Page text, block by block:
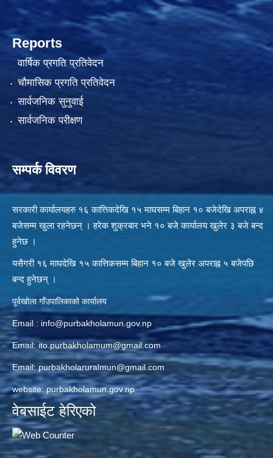
Reports
वार्षिक प्रगति प्रतिवेदन
चौमासिक प्रगति प्रतिवेदन
सार्वजनिक सुनुवाई
सार्वजनिक परीक्षण
सम्पर्क विवरण
सरकारी कार्यालयहरु १६ कात्तिकदेखि १५ माघसम्म बिहान १० बजेदेखि अपराह्न ४
बजेसम्म खुला रहनेछन् । हरेक शुक्रबार भने १० बजे कार्यालय खुलेर ३ बजे बन्द
हुनेछ ।
यसैगरी १६ माघदेखि १५ कात्तिकसम्म बिहान १० बजे खुलेर अपराह्न ५ बजेपछि
बन्द हुनेछन् ।
पूर्वखोला गाँउपालिकाको कार्यालय
Email : info@purbakholamun.gov.np
Email: ito.purbakholamum@gmail.com
Email:purbakholaruralmun@gmail.com
website: purbakholamun.gov.np
वेबसाईट हेरिएको